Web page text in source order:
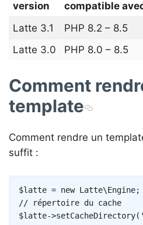
version
compatible
Latte 3.1
PHP 8.2 – 8.5
Latte 3.0
PHP 8.0 – 8.5
Comment
template
Comment rendre un
suffit :
$latte = new Latte\Engine;
// répertoire du cache
$latte->setCacheDirectory(